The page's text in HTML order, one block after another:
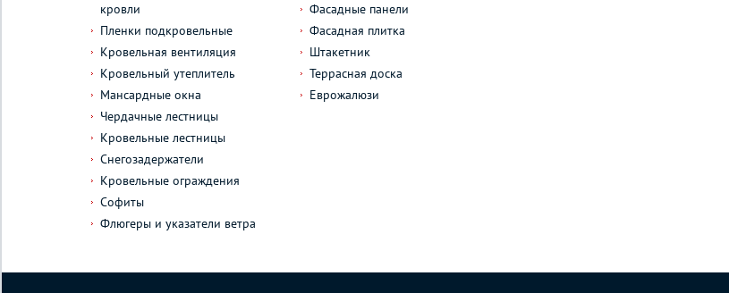
кровли
Пленки подкровельные
Кровельная вентиляция
Кровельный утеплитель
Мансардные окна
Чердачные лестницы
Кровельные лестницы
Снегозадержатели
Кровельные ограждения
Софиты
Флюгеры и указатели ветра
Фасадные панели
Фасадная плитка
Штакетник
Террасная доска
Еврожалюзи